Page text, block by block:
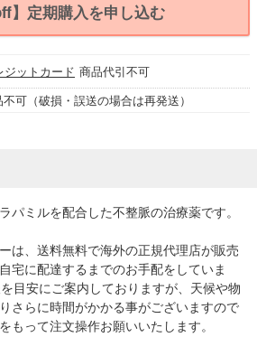
】定期購入を申し込む
ジットカード 商品代引不可
可（破損・誤送の場合は再発送）
パミルを配合した不整脈の治療薬です。
は、送料無料で海外の正規代理店が販売
宅に配達するまでのお手配をしていま
目安にご案内しておりますが、天候や物
さらに時間がかかる事がございますので
もって注文操作お願いいたします。